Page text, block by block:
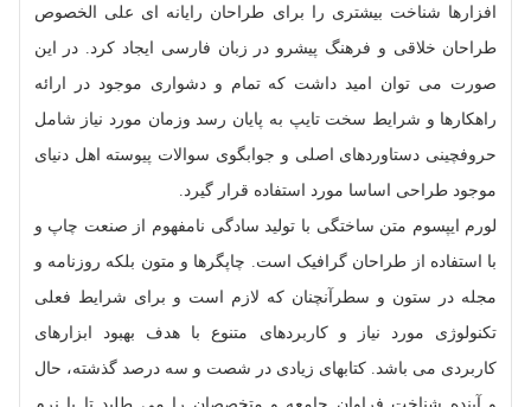
افزارها شناخت بیشتری را برای طراحان رایانه ای علی الخصوص
طراحان خلاقی و فرهنگ پیشرو در زبان فارسی ایجاد کرد. در این
صورت می توان امید داشت که تمام و دشواری موجود در ارائه
راهکارها و شرایط سخت تایپ به پایان رسد وزمان مورد نیاز شامل
حروفچینی دستاوردهای اصلی و جوابگوی سوالات پیوسته اهل دنیای
موجود طراحی اساسا مورد استفاده قرار گیرد.
لورم ایپسوم متن ساختگی با تولید سادگی نامفهوم از صنعت چاپ و
با استفاده از طراحان گرافیک است. چاپگرها و متون بلکه روزنامه و
مجله در ستون و سطرآنچنان که لازم است و برای شرایط فعلی
تکنولوژی مورد نیاز و کاربردهای متنوع با هدف بهبود ابزارهای
کاربردی می باشد. کتابهای زیادی در شصت و سه درصد گذشته، حال